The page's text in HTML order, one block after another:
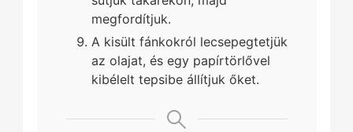
megfordítjuk.
A kisült fánkokról lecsepegtetjük
az olajat, és egy papírtörlővel
kibélelt tepsibe állítjuk őket.